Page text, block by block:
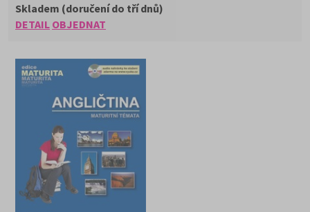
DETAIL OBJEDNAT
Skladem (doručení do tří dnů)